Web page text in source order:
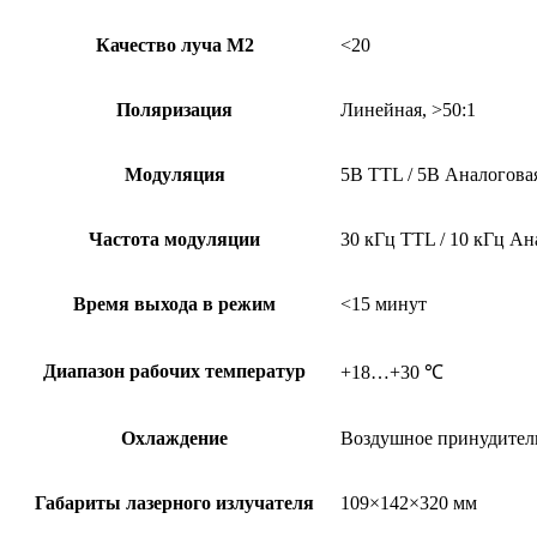
Качество луча М2 <20
Поляризация Линейная, >50:1
Модуляция 5В TTL / 5В
Частота модуляции 30 кГц TTL / 10 кГц
Время выхода в режим <15 минут
Диапазон рабочих температур +18…+30 ℃
Охлаждение Воздушное
Габариты лазерного излучателя 109×142×320 мм